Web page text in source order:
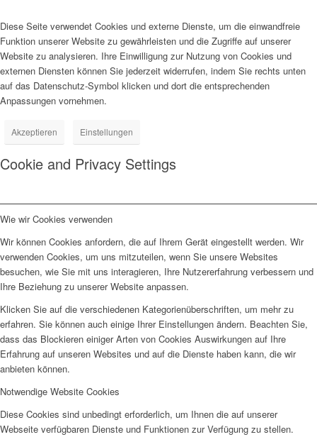
Diese Seite verwendet Cookies und externe Dienste, um die einwandfreie
Funktion unserer Website zu gewährleisten und die Zugriffe auf unserer
Website zu analysieren. Ihre Einwilligung zur Nutzung von Cookies und
externen Diensten können Sie jederzeit widerrufen, indem Sie rechts unten
auf das Datenschutz-Symbol klicken und dort die entsprechenden
Anpassungen vornehmen.
Akzeptieren Einstellungen
Cookie and Privacy Settings
Wie wir Cookies verwenden
Wir können Cookies anfordern, die auf Ihrem Gerät eingestellt werden. Wir
verwenden Cookies, um uns mitzuteilen, wenn Sie unsere Websites
besuchen, wie Sie mit uns interagieren, Ihre Nutzererfahrung verbessern und
Ihre Beziehung zu unserer Website anpassen.
Klicken Sie auf die verschiedenen Kategorienüberschriften, um mehr zu
erfahren. Sie können auch einige Ihrer Einstellungen ändern. Beachten Sie,
dass das Blockieren einiger Arten von Cookies Auswirkungen auf Ihre
Erfahrung auf unseren Websites und auf die Dienste haben kann, die wir
anbieten können.
Notwendige Website Cookies
Diese Cookies sind unbedingt erforderlich, um Ihnen die auf unserer
Webseite verfügbaren Dienste und Funktionen zur Verfügung zu stellen.